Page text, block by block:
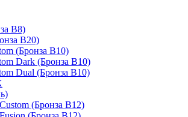
B8)
B20)
(Бронза B10)
Dark (Бронза B10)
Dual (Бронза B10)
(Бронза B12)